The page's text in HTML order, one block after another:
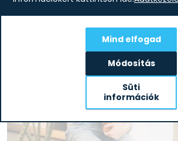
Mind elfogad
Módosítás
Süti
információk